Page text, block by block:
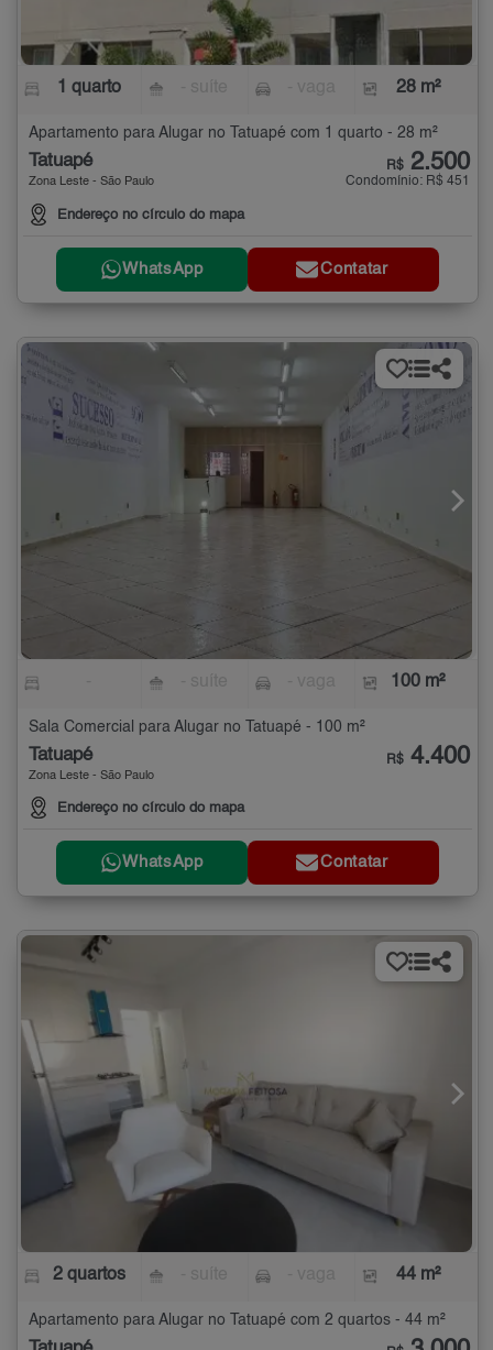
1 quarto 28 m²
Apartamento para Alugar no Tatuapé com 1 quarto - 28 m²
Tatuapé
Zona Leste - São Paulo
Endereço no círculo do mapa
R$ 2.500
Condomínio: R$ 451
WhatsApp Contatar
100 m²
Sala Comercial para Alugar no Tatuapé - 100 m²
Tatuapé
Zona Leste - São Paulo
Endereço no círculo do mapa
R$ 4.400
WhatsApp Contatar
2 quartos 44 m²
Apartamento para Alugar no Tatuapé com 2 quartos - 44 m²